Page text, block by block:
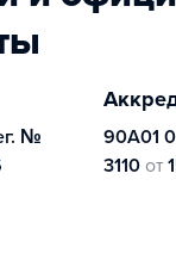
№
90А01
3110 от